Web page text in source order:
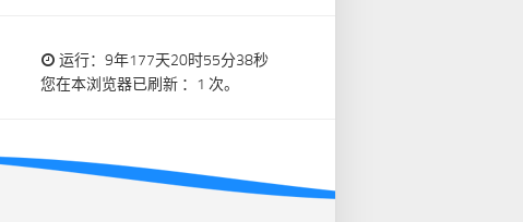
运行：9年177天20时55分38秒
您在本浏览器已刷新 ：1 次。